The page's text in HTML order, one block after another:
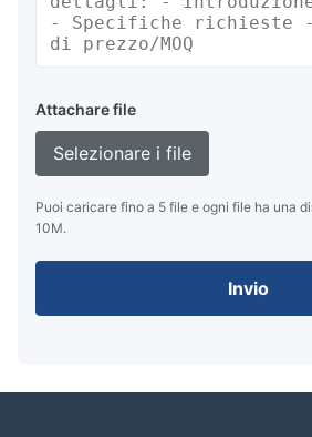
Attachare file
Selezionare i file
Puoi caricare fino a 5 file e ogni file ha una
10M.
Invio